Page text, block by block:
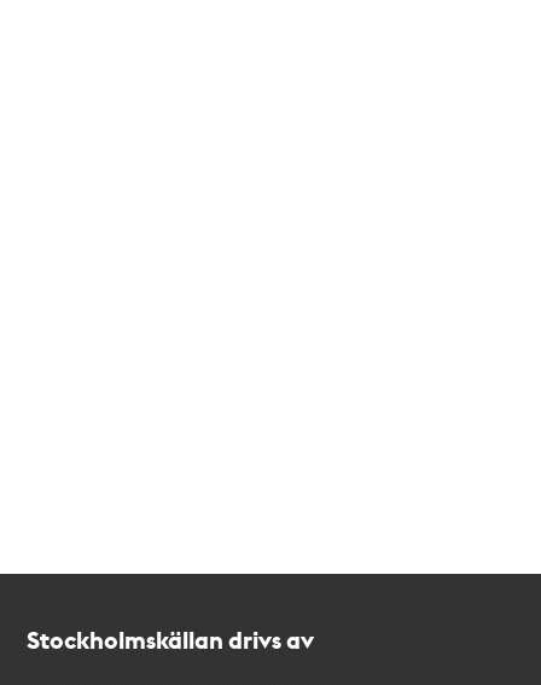
Stockholmskällan drivs av